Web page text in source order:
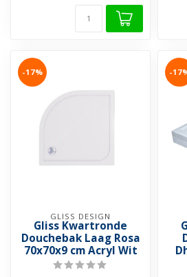
-17%
GLISS DESIGN
Gliss Kwartronde
Douchebak Laag Rosa
70x70x9 cm Acryl Wit
-